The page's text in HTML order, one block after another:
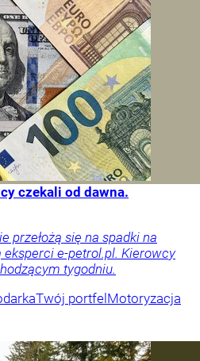
czekali od dawna.
przełożą się na spadki na
e-petrol.pl. Kierowcy
tygodniu.
Twój portfelMotoryzacja